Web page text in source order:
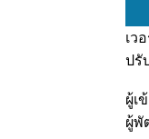
เว
ปรั
ผู้เ
ผู้พั